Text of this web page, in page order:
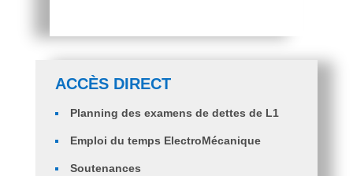
ACCÈS DIRECT
Planning des examens de dettes de L1
Emploi du temps ElectroMécanique
Soutenances